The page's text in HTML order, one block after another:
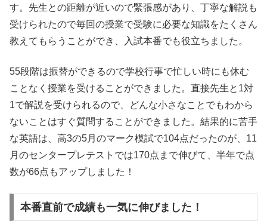
す。先生との距離が近いので緊張感があり、丁寧な解説も
受けられたので毎回の授業で受験に必要な知識をたくさん
教えてもらうことができ、入試本番でも役立ちました。
55段階は振替ができるので学校行事で忙しい時にも休む
ことなく授業を受けることができました。直接先生と1対
1で解説を受けられるので、どんな小さなことでもわから
ないことはすぐ質問することができました。結果的に苦手
な英語は、高3の5月のマーク模試で104点だったのが、11
月のセンタープレテストでは170点まで伸びて、半年で点
数が66点もアップしました！
本番直前で成績も一気に伸びました！